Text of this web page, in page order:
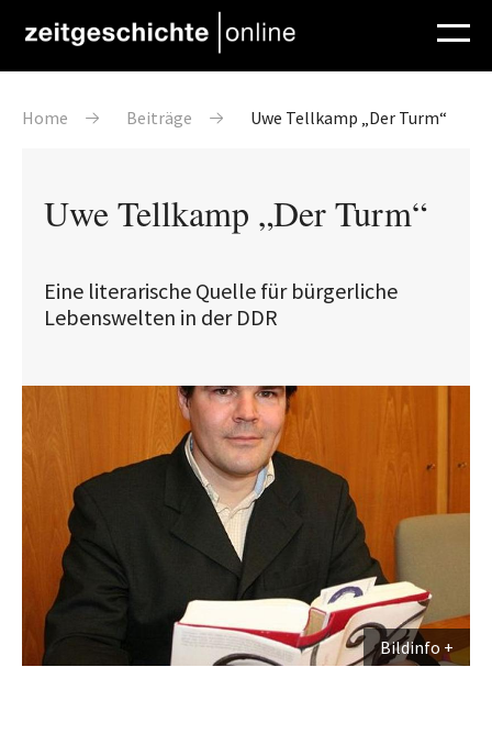
Pfadnavigation
Home Beiträge Uwe Tellkamp „Der Turm“
Uwe Tellkamp „Der Turm“
Eine literarische Quelle für bürgerliche
Lebenswelten in der DDR
Bildinfo